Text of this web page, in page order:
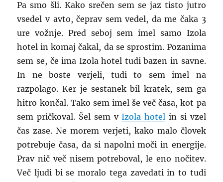
Pa smo šli. Kako srečen sem se jaz tisto jutro
vsedel v avto, čeprav sem vedel, da me čaka 3
ure vožnje. Pred seboj sem imel samo Izola
hotel in komaj čakal, da se sprostim. Pozanima
sem se, če ima Izola hotel tudi bazen in savne.
In ne boste verjeli, tudi to sem imel na
razpolago. Ker je sestanek bil kratek, sem ga
hitro končal. Tako sem imel še več časa, kot pa
sem pričkoval. Šel sem vIzola hotel in si vzel
čas zase. Ne morem verjeti, kako malo človek
potrebuje časa, da si napolni moči in energije.
Prav nič več nisem potreboval, le eno nočitev.
Več ljudi bi se moralo tega zavedati in to tudi